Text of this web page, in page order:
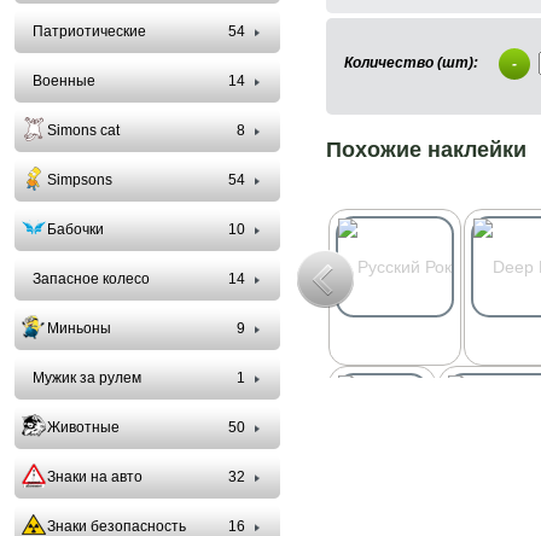
Количество (шт): -
Похожие наклейки
Патриотические 54
Военные 14
Simons cat 8
Simpsons 54
Бабочки 10
Запасное колесо 14
Миньоны 9
Мужик за рулем 1
Животные 50
Знаки на авто 32
Знаки безопасность 16